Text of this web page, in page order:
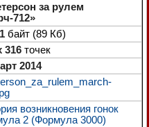
за рулем
712»
байт (89 Кб)
316 точек
2014
возникновения гонок
2 (Формула 3000)